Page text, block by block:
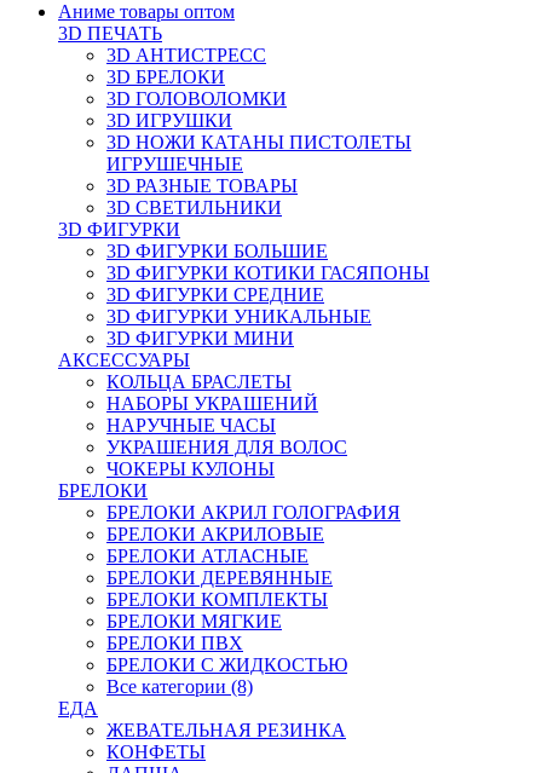
Аниме товары оптом
3D ПЕЧАТЬ
3D АНТИСТРЕСС
3D БРЕЛОКИ
3D ГОЛОВОЛОМКИ
3D ИГРУШКИ
3D НОЖИ КАТАНЫ ПИСТОЛЕТЫ
ИГРУШЕЧНЫЕ
3D РАЗНЫЕ ТОВАРЫ
3D СВЕТИЛЬНИКИ
3D ФИГУРКИ
3D ФИГУРКИ БОЛЬШИЕ
3D ФИГУРКИ КОТИКИ ГАСЯПОНЫ
3D ФИГУРКИ СРЕДНИЕ
3D ФИГУРКИ УНИКАЛЬНЫЕ
3D ФИГУРКИ МИНИ
АКСЕССУАРЫ
КОЛЬЦА БРАСЛЕТЫ
НАБОРЫ УКРАШЕНИЙ
НАРУЧНЫЕ ЧАСЫ
УКРАШЕНИЯ ДЛЯ ВОЛОС
ЧОКЕРЫ КУЛОНЫ
БРЕЛОКИ
БРЕЛОКИ АКРИЛ ГОЛОГРАФИЯ
БРЕЛОКИ АКРИЛОВЫЕ
БРЕЛОКИ АТЛАСНЫЕ
БРЕЛОКИ ДЕРЕВЯННЫЕ
БРЕЛОКИ КОМПЛЕКТЫ
БРЕЛОКИ МЯГКИЕ
БРЕЛОКИ ПВХ
БРЕЛОКИ С ЖИДКОСТЬЮ
Все категории (8)
ЕДА
ЖЕВАТЕЛЬНАЯ РЕЗИНКА
КОНФЕТЫ